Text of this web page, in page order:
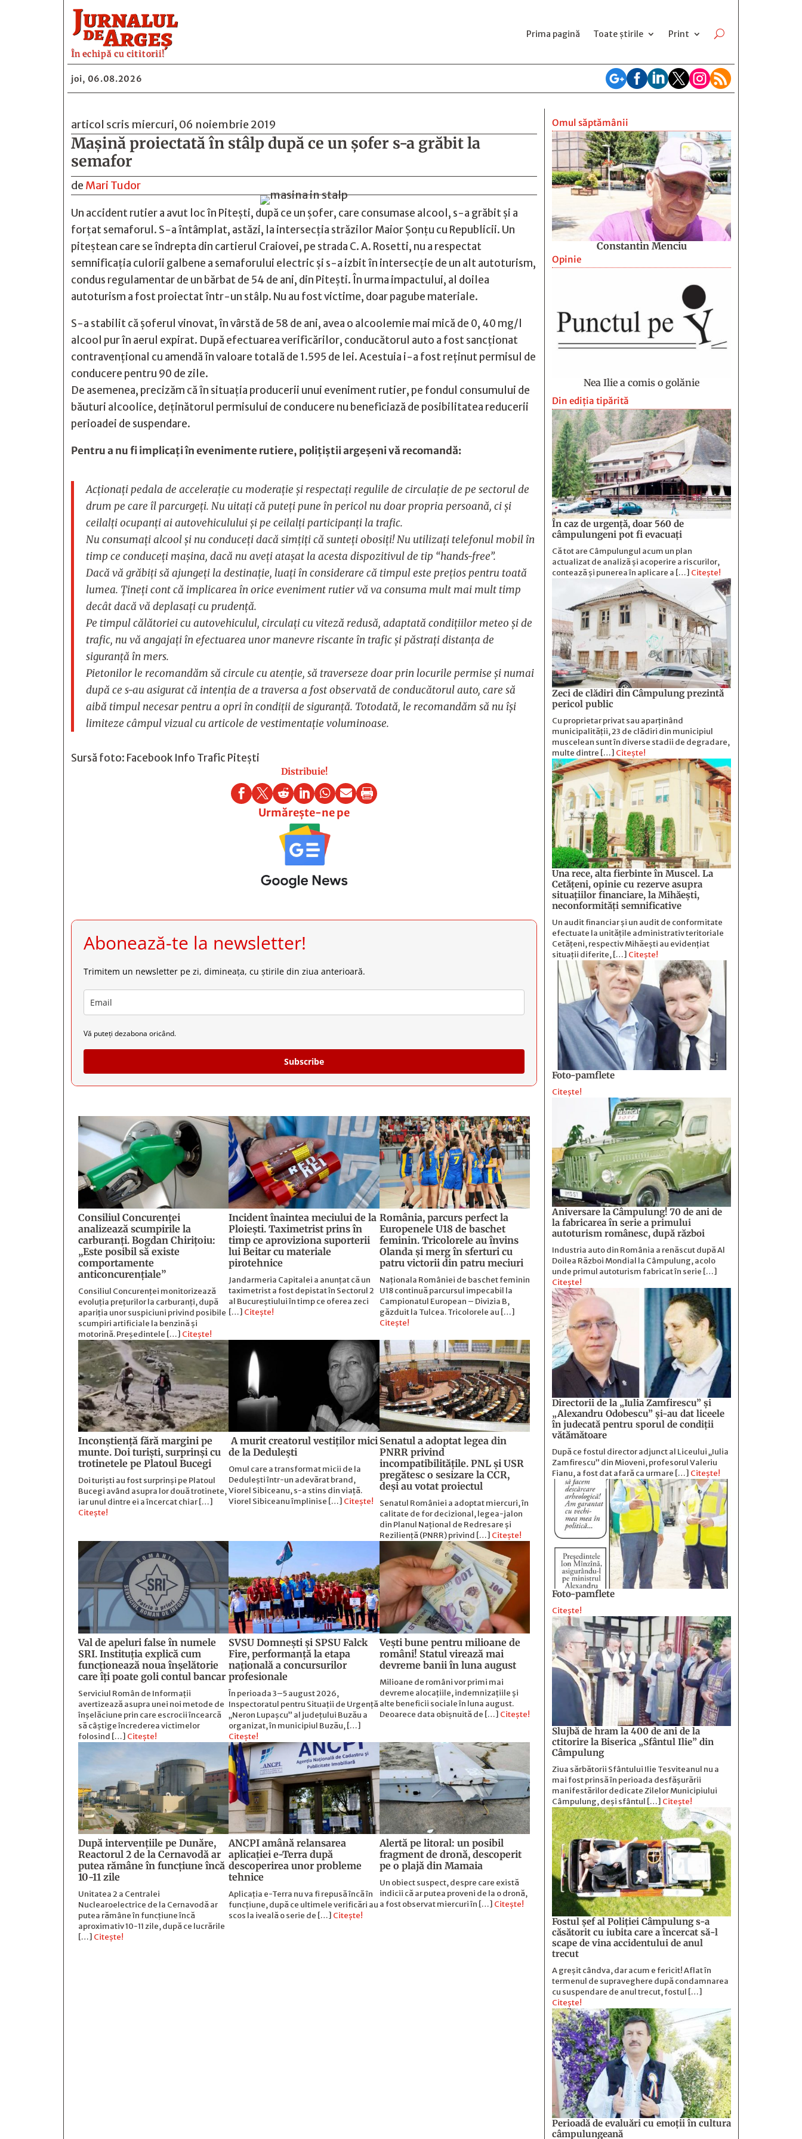
În echipă cu cititorii!
Prima pagină Toate știrile Print
joi, 06.08.2026 
articol scris miercuri, 06 noiembrie 2019
Mașină proiectată în stâlp după ce un șofer s-a grăbit la
semafor
de Mari Tudor
Un accident rutier a avut loc în Pitești, după ce un șofer, care consumase alcool, s-a grăbit și a
forțat semaforul. S-a întâmplat, astăzi, la intersecția străzilor Maior Șonțu cu Republicii. Un
piteștean care se îndrepta din cartierul Craiovei, pe strada C. A. Rosetti, nu a respectat
semnificația culorii galbene a semaforului electric și s-a izbit în intersecție de un alt autoturism,
condus regulamentar de un bărbat de 54 de ani, din Piteşti. În urma impactului, al doilea
autoturism a fost proiectat într-un stâlp. Nu au fost victime, doar pagube materiale.
S-a stabilit că șoferul vinovat, în vârstă de 58 de ani, avea o alcoolemie mai mică de 0, 40 mg/l
alcool pur în aerul expirat. După efectuarea verificărilor, conducătorul auto a fost sancționat
contravențional cu amendă în valoare totală de 1.595 de lei. Acestuia i-a fost reținut permisul de
conducere pentru 90 de zile.
De asemenea, precizăm că în situația producerii unui eveniment rutier, pe fondul consumului de
băuturi alcoolice, deținătorul permisului de conducere nu beneficiază de posibilitatea reducerii
perioadei de suspendare.
Pentru a nu fi implicați în evenimente rutiere, polițiștii argeșeni vă recomandă:
Acționați pedala de accelerație cu moderație și respectați regulile de circulație de pe sectorul de
drum pe care îl parcurgeți. Nu uitați că puteți pune în pericol nu doar propria persoană, ci și
ceilalți ocupanți ai autovehiculului și pe ceilalți participanți la trafic.
Nu consumaţi alcool şi nu conduceţi dacă simţiţi că sunteţi obosiţi! Nu utilizați telefonul mobil în
timp ce conduceţi maşina, dacă nu aveţi ataşat la acesta dispozitivul de tip “hands-free”.
Dacă vă grăbiți să ajungeți la destinație, luați în considerare că timpul este prețios pentru toată
lumea. Țineți cont că implicarea în orice eveniment rutier vă va consuma mult mai mult timp
decât dacă vă deplasați cu prudență.
Pe timpul călătoriei cu autovehiculul, circulați cu viteză redusă, adaptată condiţiilor meteo și de
trafic, nu vă angajați în efectuarea unor manevre riscante în trafic și păstrați distanța de
siguranţă în mers.
Pietonilor le recomandăm să circule cu atenție, să traverseze doar prin locurile permise și numai
după ce s-au asigurat că intenția de a traversa a fost observată de conducătorul auto, care să
aibă timpul necesar pentru a opri în condiții de siguranță. Totodată, le recomandăm să nu își
limiteze câmpul vizual cu articole de vestimentaţie voluminoase.
Sursă foto: Facebook Info Trafic Pitești
Distribuie!
      
Urmărește-ne pe
Abonează-te la newsletter!
Trimitem un newsletter pe zi, dimineața, cu știrile din ziua anterioară.
Vă puteți dezabona oricând.
Subscribe
Consiliul Concurenței
analizează scumpirile la
carburanți. Bogdan Chirițoiu:
„Este posibil să existe
comportamente
anticoncurențiale”
Consiliul Concurenței monitorizează
evoluția prețurilor la carburanți, după
apariția unor suspiciuni privind posibile
scumpiri artificiale la benzină și
motorină. Președintele […] Citește!
Incident înaintea meciului de la
Ploiești. Taximetrist prins în
timp ce aproviziona suporterii
lui Beitar cu materiale
pirotehnice
Jandarmeria Capitalei a anunțat că un
taximetrist a fost depistat în Sectorul 2
al Bucureștiului în timp ce oferea zeci
[…] Citește!
România, parcurs perfect la
Europenele U18 de baschet
feminin. Tricolorele au învins
Olanda și merg în sferturi cu
patru victorii din patru meciuri
Naționala României de baschet feminin
U18 continuă parcursul impecabil la
Campionatul European – Divizia B,
găzduit la Tulcea. Tricolorele au […]
Citește!
Inconștiență fără margini pe
munte. Doi turiști, surprinși cu
trotinetele pe Platoul Bucegi
Doi turiști au fost surprinși pe Platoul
Bucegi având asupra lor două trotinete,
iar unul dintre ei a încercat chiar […]
Citește!
A murit creatorul vestiților mici
de la Dedulești
Omul care a transformat micii de la
Dedulești într-un adevărat brand,
Viorel Sibiceanu, s-a stins din viață.
Viorel Sibiceanu împlinise […] Citește!
Senatul a adoptat legea din
PNRR privind
incompatibilitățile. PNL și USR
pregătesc o sesizare la CCR,
deși au votat proiectul
Senatul României a adoptat miercuri, în
calitate de for decizional, legea-jalon
din Planul Național de Redresare și
Reziliență (PNRR) privind […] Citește!
Val de apeluri false în numele
SRI. Instituția explică cum
funcționează noua înșelătorie
care îți poate goli contul bancar
Serviciul Român de Informații
avertizează asupra unei noi metode de
înșelăciune prin care escrocii încearcă
să câștige încrederea victimelor
folosind […] Citește!
SVSU Domnești și SPSU Falck
Fire, performanță la etapa
națională a concursurilor
profesionale
În perioada 3–5 august 2026,
Inspectoratul pentru Situații de Urgență
„Neron Lupașcu” al județului Buzău a
organizat, în municipiul Buzău, […]
Citește!
Vești bune pentru milioane de
români! Statul virează mai
devreme banii în luna august
Milioane de români vor primi mai
devreme alocațiile, indemnizațiile și
alte beneficii sociale în luna august.
Deoarece data obișnuită de […] Citește!
După intervențiile pe Dunăre,
Reactorul 2 de la Cernavodă ar
putea rămâne în funcțiune încă
10-11 zile
Unitatea 2 a Centralei
Nuclearoelectrice de la Cernavodă ar
putea rămâne în funcțiune încă
aproximativ 10-11 zile, după ce lucrările
[…] Citește!
ANCPI amână relansarea
aplicației e-Terra după
descoperirea unor probleme
tehnice
Aplicația e-Terra nu va fi repusă încă în
funcțiune, după ce ultimele verificări au
scos la iveală o serie de […] Citește!
Alertă pe litoral: un posibil
fragment de dronă, descoperit
pe o plajă din Mamaia
Un obiect suspect, despre care există
indicii că ar putea proveni de la o dronă,
a fost observat miercuri în […] Citește!
Omul săptămânii
Constantin Menciu
Opinie
Nea Ilie a comis o golănie
Din ediția tipărită
În caz de urgență, doar 560 de
câmpulungeni pot fi evacuați
Că tot are Câmpulungul acum un plan
actualizat de analiză și acoperire a riscurilor,
contează și punerea în aplicare a […] Citește!
Zeci de clădiri din Câmpulung prezintă
pericol public
Cu proprietar privat sau aparținând
municipalității, 23 de clădiri din municipiul
muscelean sunt în diverse stadii de degradare,
multe dintre […] Citește!
Una rece, alta fierbinte în Muscel. La
Cetăţeni, opinie cu rezerve asupra
situaţiilor financiare, la Mihăeşti,
neconformităţi semnificative
Un audit financiar și un audit de conformitate
efectuate la unitățile administrativ teritoriale
Cetățeni, respectiv Mihăești au evidențiat
situații diferite, […] Citește!
Foto-pamflete
Citește!
Aniversare la Câmpulung! 70 de ani de
la fabricarea în serie a primului
autoturism românesc, după război
Industria auto din România a renăscut după Al
Doilea Război Mondial la Câmpulung, acolo
unde primul autoturism fabricat în serie […]
Citește!
Directorii de la „Iulia Zamfirescu” și
„Alexandru Odobescu” și-au dat liceele
în judecată pentru sporul de condiții
vătămătoare
După ce fostul director adjunct al Liceului „Iulia
Zamfirescu” din Mioveni, profesorul Valeriu
Fianu, a fost dat afară ca urmare […] Citește!
Foto-pamflete
Citește!
Slujbă de hram la 400 de ani de la
ctitorire la Biserica „Sfântul Ilie” din
Câmpulung
Ziua sărbătorii Sfântului Ilie Tesviteanul nu a
mai fost prinsă în perioada desfășurării
manifestărilor dedicate Zilelor Municipiului
Câmpulung, deși sfântul […] Citește!
Fostul şef al Poliţiei Câmpulung s-a
căsătorit cu iubita care a încercat să-l
scape de vina accidentului de anul
trecut
A greșit cândva, dar acum e fericit! Aflat în
termenul de supraveghere după condamnarea
cu suspendare de anul trecut, fostul […]
Citește!
Perioadă de evaluări cu emoţii în cultura
câmpulungeană